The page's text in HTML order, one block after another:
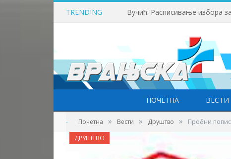
TRENDING Вучић: Расписивање избора
ПОЧЕТНА ВЕСТИ
- Почетна » Вести » Друштво » Пробни попис
ДРУШТВО